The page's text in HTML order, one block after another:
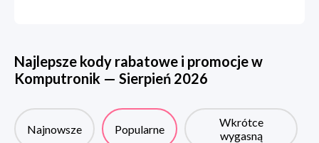
Najlepsze kody rabatowe i promocje w
Komputronik — Sierpień 2026
Najnowsze Popularne
Wkrótce
wygasną